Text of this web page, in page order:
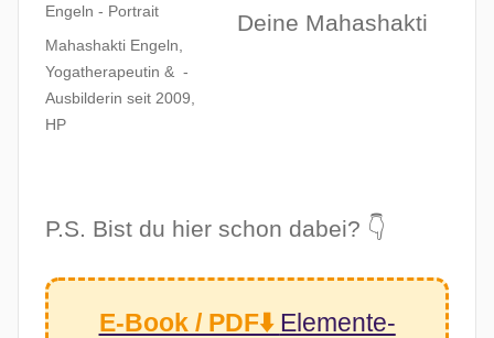
Mahashakti Engeln,
Yogatherapeutin & -
Ausbilderin seit 2009,
HP
Deine Mahashakti
P.S. Bist du hier schon dabei? 👇
E-Book / PDF⬇️ Elemente-